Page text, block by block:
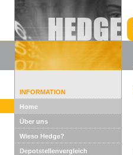
INFORMATION
Home
Über uns
Wieso Hedge?
Depotstellenvergleich